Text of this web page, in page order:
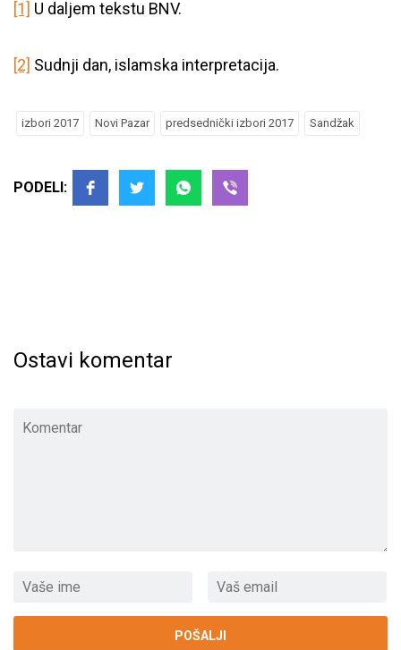
[1] U daljem tekstu BNV.
[2] Sudnji dan, islamska interpretacija.
izbori 2017 Novi Pazar predsednički izbori 2017 Sandžak
PODELI:
Ostavi komentar